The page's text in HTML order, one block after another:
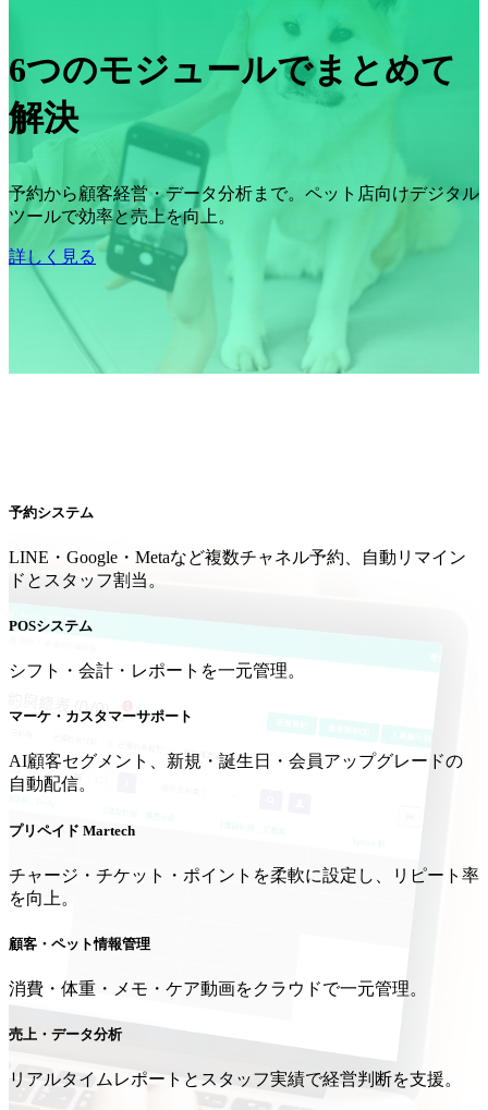
6つのモジュールでまとめて
解決
予約から顧客経営・データ分析まで。ペット店向けデジタル
ツールで効率と売上を向上。
詳しく見る
予約システム
LINE・Google・Metaなど複数チャネル予約、自動リマイン
ドとスタッフ割当。
POSシステム
シフト・会計・レポートを一元管理。
マーケ・カスタマーサポート
AI顧客セグメント、新規・誕生日・会員アップグレードの
自動配信。
プリペイド Martech
チャージ・チケット・ポイントを柔軟に設定し、リピート率
を向上。
顧客・ペット情報管理
消費・体重・メモ・ケア動画をクラウドで一元管理。
売上・データ分析
リアルタイムレポートとスタッフ実績で経営判断を支援。